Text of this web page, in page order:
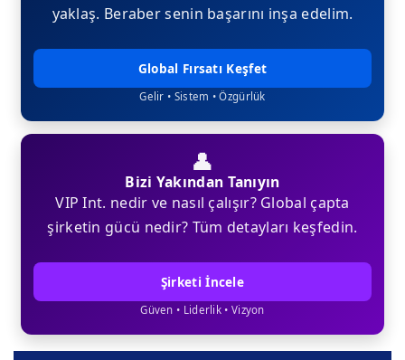
yaklaş. Beraber senin başarını inşa edelim.
Global Fırsatı Keşfet
Gelir • Sistem • Özgürlük
👤
Bizi Yakından Tanıyın
VIP Int. nedir ve nasıl çalışır? Global çapta
şirketin gücü nedir? Tüm detayları keşfedin.
Şirketi İncele
Güven • Liderlik • Vizyon